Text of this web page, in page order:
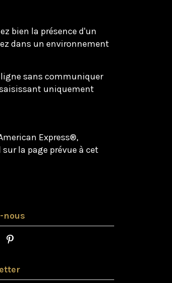
bien la présence d'un
dans un environnement
ligne sans communiquer
uniquement
Express®,
la page prévue à cet
nous